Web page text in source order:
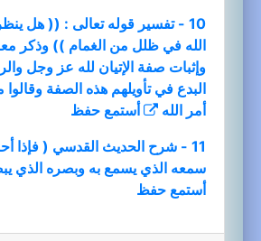
10 - تفسير قوله تعالى : (( هل
الله في ظلل من الغمام )) وذكر
وإثبات صفة الإتيان لله عز وجل
البدع في تأويلهم هذه الصفة وقالوا
أمر الله
أستمع حفظ
11 - شرح الحديث القدسي ( فإذا
سمعه الذي يسمع به وبصره الذي
أستمع حفظ